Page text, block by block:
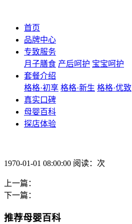
首页
品牌中心
专致服务
月子膳食 产后呵护 宝宝呵护
套餐介绍
格格·初享 格格·新生 格格·优致
真实口碑
母婴百科
探店体验
1970-01-01 08:00:00 阅读：次
上一篇：
下一篇：
推荐母婴百科